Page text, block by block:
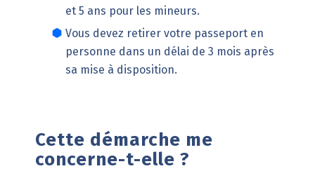
et 5 ans pour les mineurs.
Vous devez retirer votre passeport en
personne dans un délai de 3 mois après
sa mise à disposition.
Cette démarche me
concerne-t-elle ?